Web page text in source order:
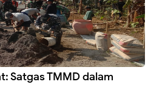
Satgas TMMD dalam